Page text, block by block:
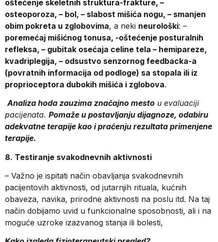
oštećenje skeletnih struktura-frakture, –
osteoporoza, – bol, – slabost mišića nogu, – smanjen
obim pokreta u zglobovima, a neki neurološki: –
poremećaj mišićnog tonusa, -oštećenje posturalnih
refleksa, – gubitak osećaja celine tela – hemipareze,
kvadriplegija, – odsustvo senzornog feedbacka-a
(povratnih informacija od podloge) sa stopala ili iz
proprioceptora dubokih mišića i zglobova.
Analiza hoda zauzima značajno mesto u evaluaciji
pacijenata. Pomaže u postavljanju dijagnoze, odabiru
adekvatne terapije kao i praćenju rezultata primenjene
terapije.
8. Testiranje svakodnevnih aktivnosti
– Važno je ispitati način obavljanja svakodnevnih
pacijentovih aktivnosti, od jutarnjih rituala, kućnih
obaveza, navika, prirodne aktivnosti na poslu itd. Na taj
način dobijamo uvid u funkcionalne sposobnosti, ali i na
moguće uzroke izazvanog stanja ili bolesti,